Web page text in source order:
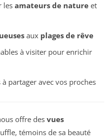
les amateurs de natureet
aux plages de rêve
à visiter pour enrichir
partager avec vos proches
offre des vues
témoins de sa beauté